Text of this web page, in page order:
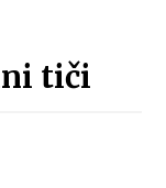
zgodbo vajinega
tiči